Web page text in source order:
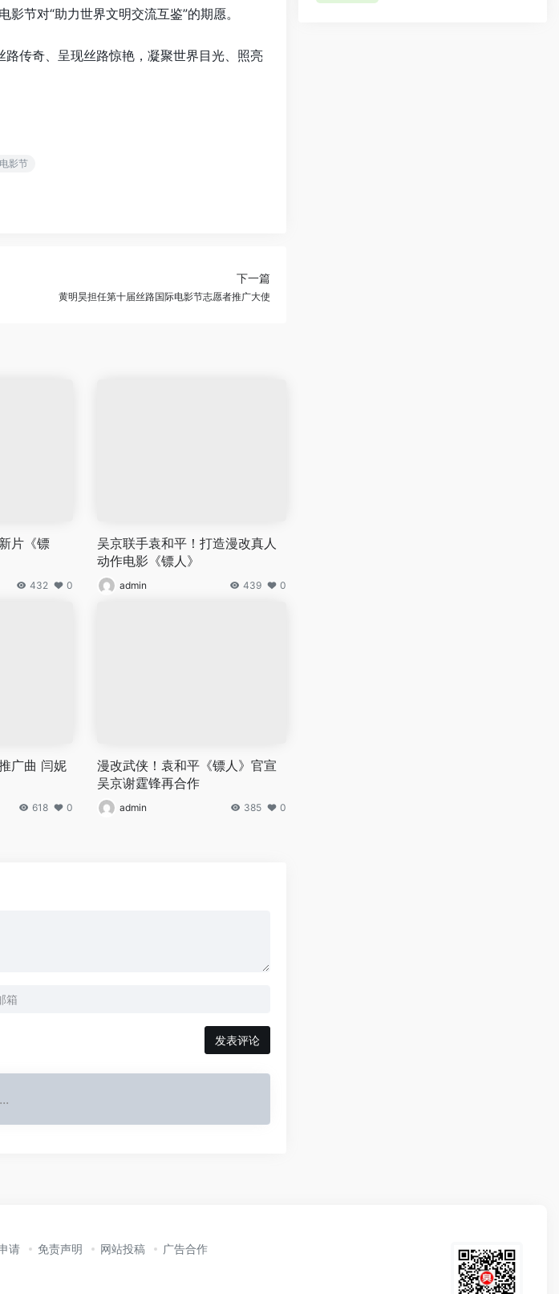
节对“助力世界文明交流互鉴”的期愿。
传奇、呈现丝路惊艳，凝聚世界目光、照亮
影节
下一篇
黄明昊担任第十届丝路国际电影节志愿者推广大使
片《镖
432 0
吴京联手袁和平！打造漫改真人
动作电影《镖人》
admin 439 0
广曲 闫妮
618 0
漫改武侠！袁和平《镖人》官宣
吴京谢霆锋再合作
admin 385 0
发表评论
请 免责声明 网站投稿 广告合作